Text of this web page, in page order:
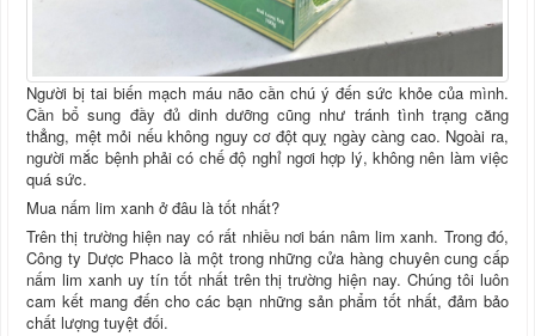
Người bị tai biến mạch máu não cần chú ý đến sức khỏe của mình.
Cần bổ sung đầy đủ dinh dưỡng cũng như tránh tình trạng căng
thẳng, mệt mỏi nếu không nguy cơ đột quỵ ngày càng cao. Ngoài ra,
người mắc bệnh phải có chế độ nghỉ ngơi hợp lý, không nên làm việc
quá sức.
Mua nấm lim xanh ở đâu là tốt nhất?
Trên thị trường hiện nay có rất nhiều nơi bán nâm lim xanh. Trong đó,
Công ty Dược Phaco là một trong những cửa hàng chuyên cung cấp
nấm lim xanh uy tín tốt nhất trên thị trường hiện nay. Chúng tôi luôn
cam kết mang đến cho các bạn những sản phẩm tốt nhất, đảm bảo
chất lượng tuyệt đối.